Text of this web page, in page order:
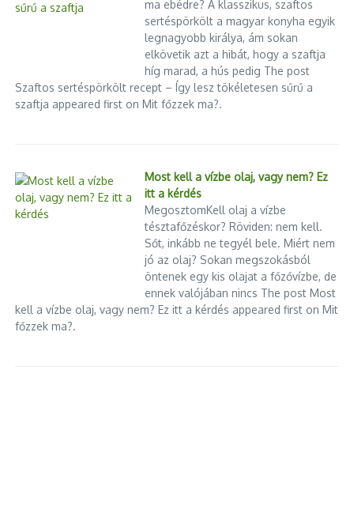
ma ebédre? A klasszikus, szaftos
sertéspörkölt a magyar konyha egyik
legnagyobb királya, ám sokan
elkövetik azt a hibát, hogy a szaftja
híg marad, a hús pedig The post
Szaftos sertéspörkölt recept – Így lesz tökéletesen sűrű a
szaftja appeared first on Mit főzzek ma?.
Most kell a vízbe olaj, vagy nem? Ez
itt a kérdés
MegosztomKell olaj a vízbe
tésztafőzéskor? Röviden: nem kell.
Sőt, inkább ne tegyél bele. Miért nem
jó az olaj? Sokan megszokásból
öntenek egy kis olajat a főzővízbe, de
ennek valójában nincs The post Most
kell a vízbe olaj, vagy nem? Ez itt a kérdés appeared first on Mit
főzzek ma?.